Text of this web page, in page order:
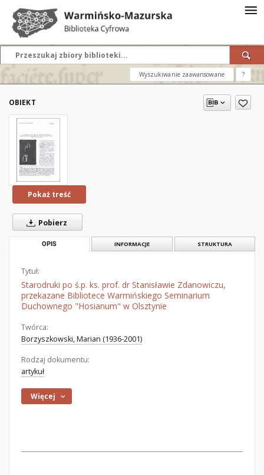
Wyszukiwanie zaawansowane ?
OBIEKT
Pokaż treść
Pobierz
OPIS INFORMACJE STRUKTURA
Tytuł:
Starodruki po ś.p. ks. prof. dr Stanisławie Zdanowiczu,
przekazane Bibliotece Warmińskiego Seminarium
Duchownego "Hosianum" w Olsztynie
Twórca:
Borzyszkowski, Marian (1936-2001)
Rodzaj dokumentu:
artykuł
Więcej